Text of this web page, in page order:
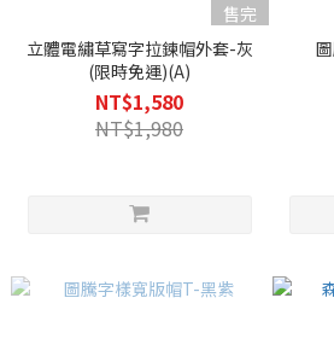
售完
立體電繡草寫字拉鍊帽外套-灰
(限時免運)(A)
NT$1,580
NT$1,980